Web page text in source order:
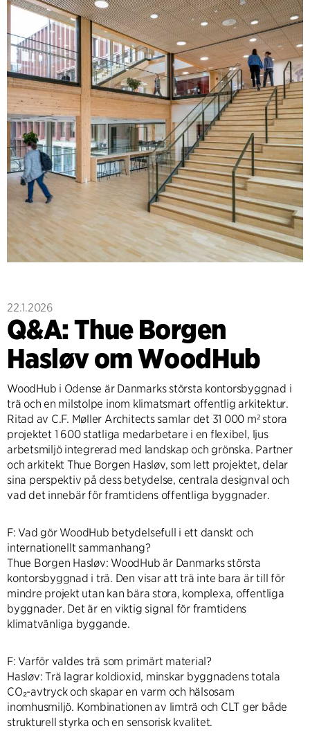
22.1.2026
Q&A: Thue Borgen
Hasløv om WoodHub
WoodHub i Odense är Danmarks största kontorsbyggnad i
trä och en milstolpe inom klimatsmart offentlig arkitektur.
Ritad av C.F. Møller Architects samlar det 31 000 m² stora
projektet 1 600 statliga medarbetare i en flexibel, ljus
arbetsmiljö integrerad med landskap och grönska. Partner
och arkitekt Thue Borgen Hasløv, som lett projektet, delar
sina perspektiv på dess betydelse, centrala designval och
vad det innebär för framtidens offentliga byggnader.
F: Vad gör WoodHub betydelsefull i ett danskt och
internationellt sammanhang?
Thue Borgen Hasløv: WoodHub är Danmarks största
kontorsbyggnad i trä. Den visar att trä inte bara är till för
mindre projekt utan kan bära stora, komplexa, offentliga
byggnader. Det är en viktig signal för framtidens
klimatvänliga byggande.
F: Varför valdes trä som primärt material?
Hasløv: Trä lagrar koldioxid, minskar byggnadens totala
CO₂-avtryck och skapar en varm och hälsosam
inomhusmiljö. Kombinationen av limträ och CLT ger både
strukturell styrka och en sensorisk kvalitet.